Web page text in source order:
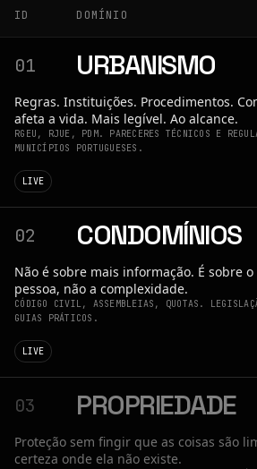
ID DOMÍNIO
01 URBANISMO
Regras. Instituições. Procedimentos.
afeta a vida. Mais legível. Ao alcance.
RGEU, RJUE, PDM. PARECERES TÉCNICOS E
MUNICÍPIOS PORTUGUESES.
LIVE
02 CONDOMÍNIOS
Não é sobre mais informação. É sobre
pessoa, não a complexidade.
CÓDIGO CIVIL, ASSEMBLEIAS, QUOTAS.
GUIAS PRÁTICOS.
LIVE
03 PROPRIEDADE
Proteção sem fingir que as coisas são
certeza onde ela não existe.